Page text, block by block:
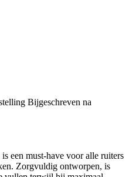
Bijgeschreven na
een must-have voor alle ruiters
Zorgvuldig ontworpen, is